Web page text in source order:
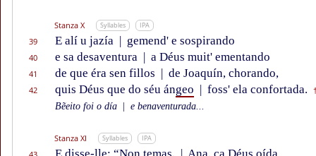
Stanza X Syllables IPA
39 E alí u jazía | gemend' e sospirando
40 e sa desaventura | a Déus muit' ementando
41 de que éra sen fillos | de Joaquín, chorando,
42 quis Déus que do séu ángeo | foss' ela confortada.
Bẽeito foi o día e benaventurada...
Stanza XI Syllables IPA